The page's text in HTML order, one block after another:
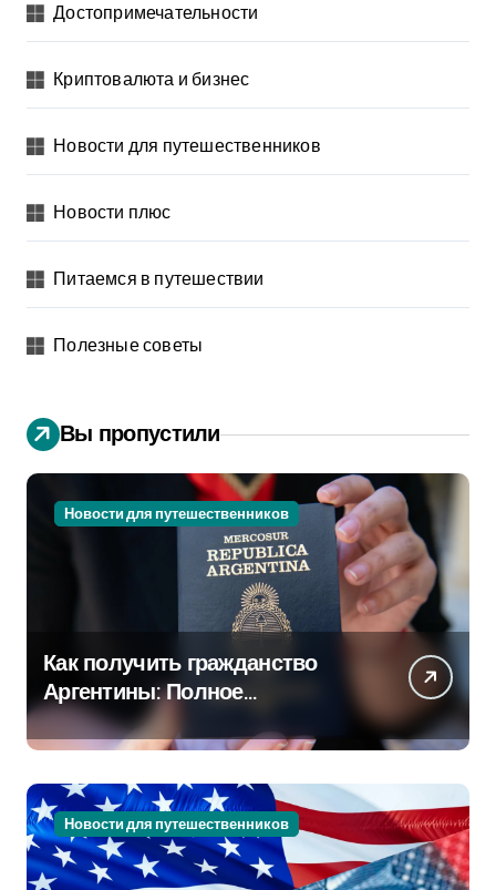
Достопримечательности
Криптовалюта и бизнес
Новости для путешественников
Новости плюс
Питаемся в путешествии
Полезные советы
Вы пропустили
Новости для путешественников
Как получить гражданство
Аргентины: Полное
руководство
Новости для путешественников